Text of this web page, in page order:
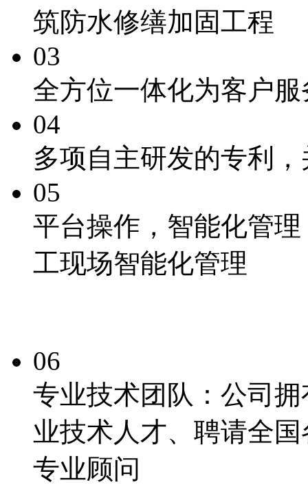
筑防水修缮加固工程
03
全方位一体化为客户服
04
多项自主研发的专利
05
平台操作， 智能化管
工现场智能化管理
06
专业技术团队： 公司
业技术人才、聘请全
专业顾问